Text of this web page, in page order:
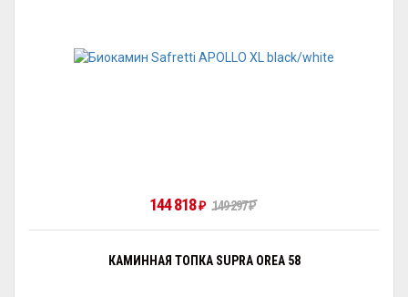
144 818₽ 149 297₽
КАМИННАЯ ТОПКА SUPRA OREA 58